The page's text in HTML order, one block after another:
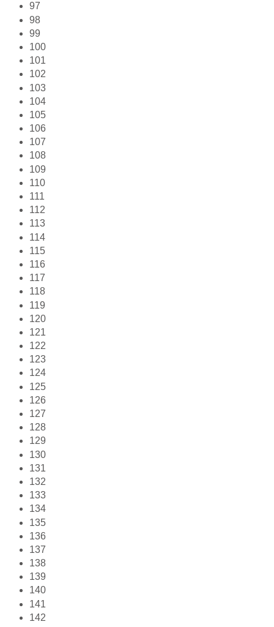
97
98
99
100
101
102
103
104
105
106
107
108
109
110
111
112
113
114
115
116
117
118
119
120
121
122
123
124
125
126
127
128
129
130
131
132
133
134
135
136
137
138
139
140
141
142